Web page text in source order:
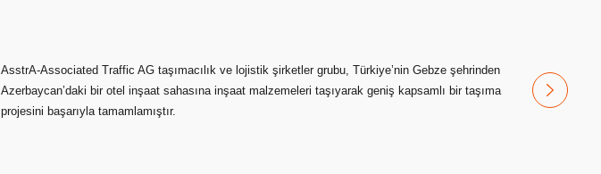
AsstrA-Associated Traffic AG taşımacılık ve lojistik şirketler grubu, Türkiye’nin Gebze şehrinden
Azerbaycan’daki bir otel inşaat sahasına inşaat malzemeleri taşıyarak geniş kapsamlı bir taşıma
projesini başarıyla tamamlamıştır.